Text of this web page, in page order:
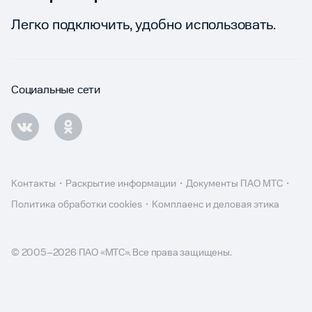
Легко подключить, удобно использовать.
Социальные сети
© 2005–2026 ПАО «МТС». Все права защищены.
Контакты Раскрытие информации
Документы ПАО МТС
Политика обработки cookies
Комплаенс и деловая этика